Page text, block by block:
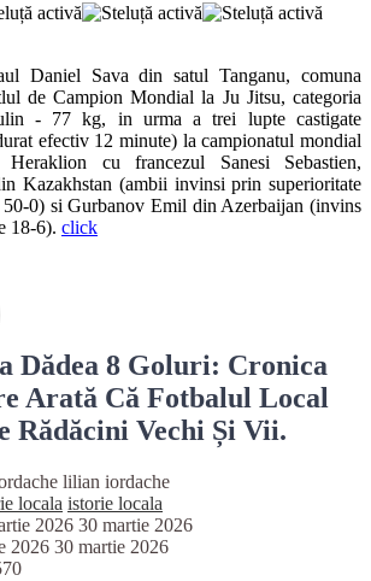
Daniel Sava din satul Tanganu, comuna
de Campion Mondial la Ju Jitsu, categoria
- 77 kg, in urma a trei lupte castigate
efectiv 12 minute) la campionatul mondial
cu francezul Sanesi Sebastien,
Kazakhstan (ambii invinsi prin superioritate
0) si Gurbanov Emil din Azerbaijan (invins
18-6). click
Dădea 8 Goluri: Cronica
Arată Că Fotbalul Local
Rădăcini Vechi Și Vii.
lilian iordache
locala istorie locala
2026 30 martie 2026
2026 30 martie 2026